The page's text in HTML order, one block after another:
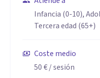
Arte terapia(expresión de
Trastornos en Niños y
Inteligencia emocional
Infancia (0-10),
Tercera edad (65+)
Coste medio
50 €/ sesión